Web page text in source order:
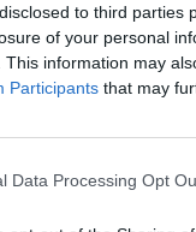
to third parties
of your personal
This information may
Participants that may
Data Processing Opt
και
καθώς και σε
είναι